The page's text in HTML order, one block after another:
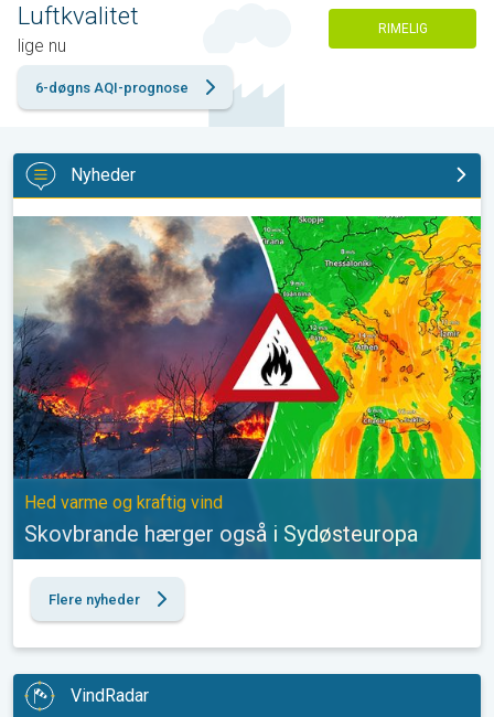
Luftkvalitet
lige nu
RIMELIG
6-døgns AQI-prognose
Nyheder
Skovbrande hærger også i Sydøsteuropa. Hed varme og
Hed varme og kraftig vind
Skovbrande hærger også i Sydøsteuropa
Flere nyheder
VindRadar